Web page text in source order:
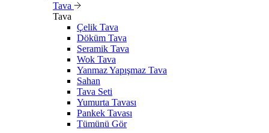
Tava
Tava
Çelik Tava
Döküm Tava
Seramik Tava
Wok Tava
Yanmaz Yapışmaz Tava
Sahan
Tava Seti
Yumurta Tavası
Pankek Tavası
Tümünü Gör